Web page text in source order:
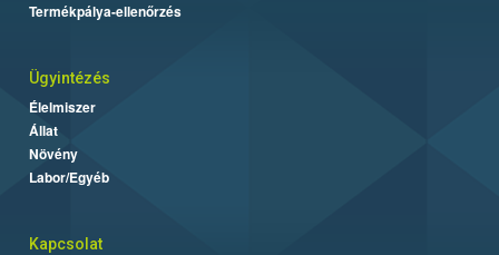
Termékpálya-ellenőrzés
Ügyintézés
Élelmiszer
Állat
Növény
Labor/Egyéb
Kapcsolat